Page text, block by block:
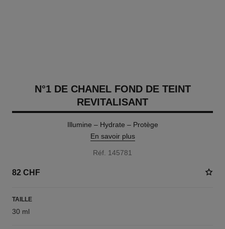
N°1 DE CHANEL FOND DE TEINT
REVITALISANT
Illumine – Hydrate – Protège
En savoir plus
Réf. 145781
82 CHF
TAILLE
30 ml